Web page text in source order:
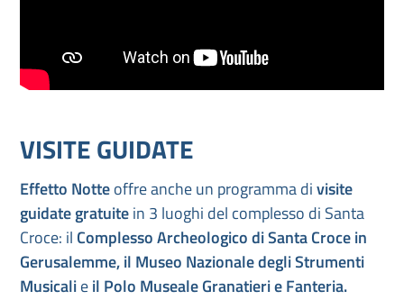
VISITE GUIDATE
Effetto Notteoffre anche un programma divisite
guidate gratuitein 3 luoghi del complesso di Santa
Croce: il Complesso Archeologicodi Santa Croce in
Gerusalemme, il Museo Nazionale degli Strumenti
Musicalieil Polo Museale Granatieri e Fanteria.